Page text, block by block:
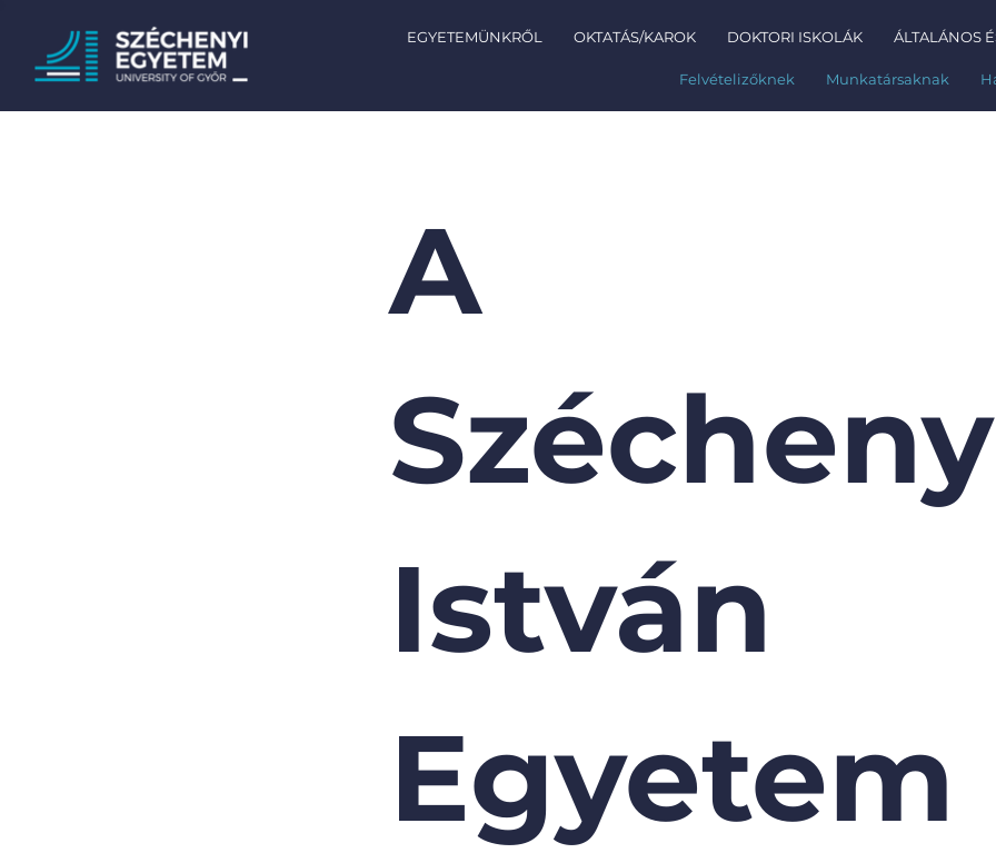
Felvételizőknek Munkatársaknak
EGYETEMÜNKRŐL OKTATÁS/KAROK DOKTORI ISKOLÁK ÁLTALÁNOS
A
István
Egyetem